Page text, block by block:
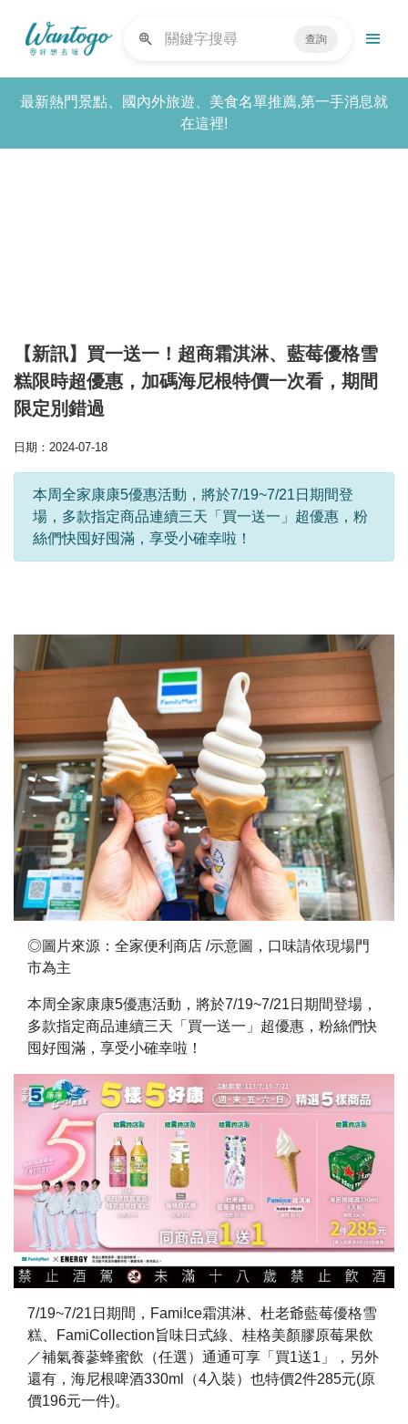
查詢
最新熱門景點、國內外旅遊、美食名單推薦,第一手消息就
在這裡!
【新訊】買一送一！超商霜淇淋、藍莓優格雪
糕限時超優惠，加碼海尼根特價一次看，期間
限定別錯過
日期：2024-07-18
本周全家康康5優惠活動，將於7/19~7/21日期間登
場，多款指定商品連續三天「買一送一」超優惠，粉
絲們快囤好囤滿，享受小確幸啦！
◎圖片來源：全家便利商店 /示意圖，口味請依現場門
市為主
本周全家康康5優惠活動，將於7/19~7/21日期間登場，
多款指定商品連續三天「買一送一」超優惠，粉絲們快
囤好囤滿，享受小確幸啦！
7/19~7/21日期間，Fami!ce霜淇淋、杜老爺藍莓優格雪
糕、FamiCollection旨味日式綠、桂格美顏膠原莓果飲
／補氣養蔘蜂蜜飲（任選）通通可享「買1送1」，另外
還有，海尼根啤酒330ml（4入裝）也特價2件285元(原
價196元一件)。